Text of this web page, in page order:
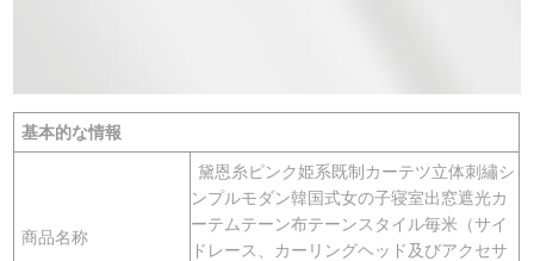
基本的な情報
商品名称
黛恩糸ピンク姫系既制カーテツ立体刺繡シ
ンプルモダン韓国式女の子寝室出窓遮光カ
ーテムテーン布テーンスタイル毎米（サイ
ドレース、カーリングヘッド及びアクセサ